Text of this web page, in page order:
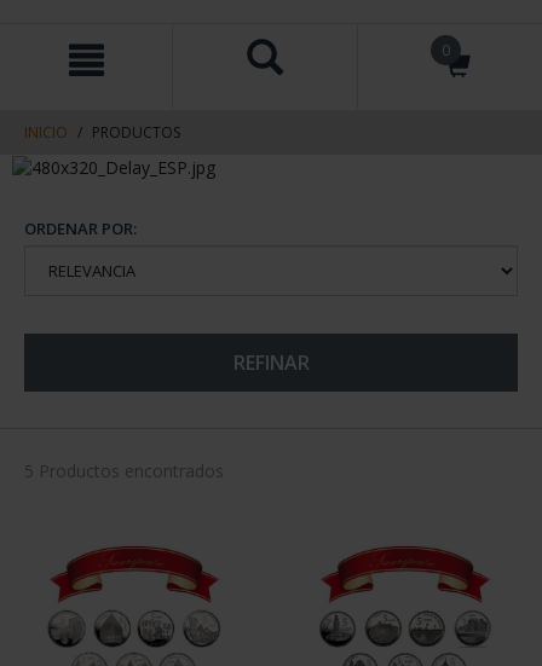
contenido
navegacin
0
INICIO PRODUCTOS
ORDENAR POR:
REFINAR
5 Productos encontrados